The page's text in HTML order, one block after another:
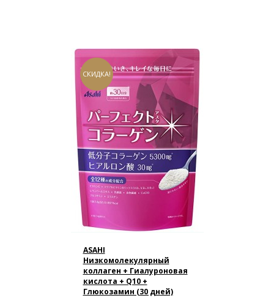
СКИДКА!
ASAHI
Низкомолекулярный
коллаген + Гиалуроновая
кислота + Q10 +
Глюкозамин (30 дней)